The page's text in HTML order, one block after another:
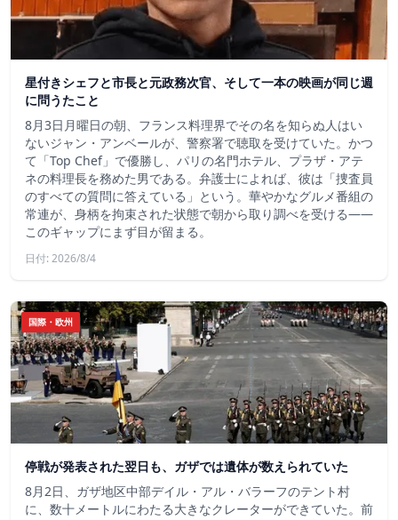
星付きシェフと市長と元政務次官、そして一本の映画が同じ週
に問うたこと
8月3日月曜日の朝、フランス料理界でその名を知らぬ人はい
ないジャン・アンベールが、警察署で聴取を受けていた。かつ
て「Top Chef」で優勝し、パリの名門ホテル、プラザ・アテ
ネの料理長を務めた男である。弁護士によれば、彼は「捜査員
のすべての質問に答えている」という。華やかなグルメ番組の
常連が、身柄を拘束された状態で朝から取り調べを受ける――
このギャップにまず目が留まる。
日付: 2026/8/4
国際・欧州
停戦が発表された翌日も、ガザでは遺体が数えられていた
8月2日、ガザ地区中部デイル・アル・バラーフのテント村
に、数十メートルにわたる大きなクレーターができていた。前